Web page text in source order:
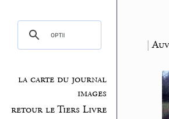
la carte du journal
images
retour le Tiers Livre
|